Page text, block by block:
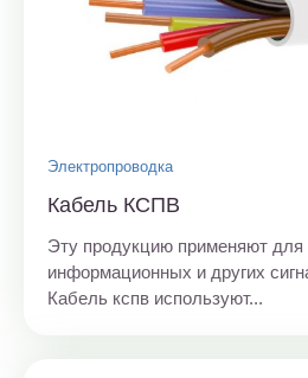
Электропроводка
Кабель КСПВ
Эту продукцию применяют для
информационных и других
Кабель кспв используют...